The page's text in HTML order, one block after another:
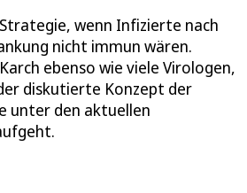
wenn Infizierte nach
nicht immun wären.
ebenso wie viele Virologen,
diskutierte Konzept der
unter den aktuellen